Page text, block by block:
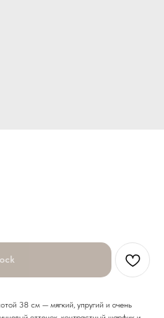
38 см — мягкий, упругий и очень